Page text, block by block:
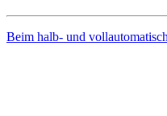
Beim halb- und